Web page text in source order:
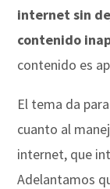
internet sin
contenido
contenido es
El tema da
cuanto al
internet, que
Adelantamos